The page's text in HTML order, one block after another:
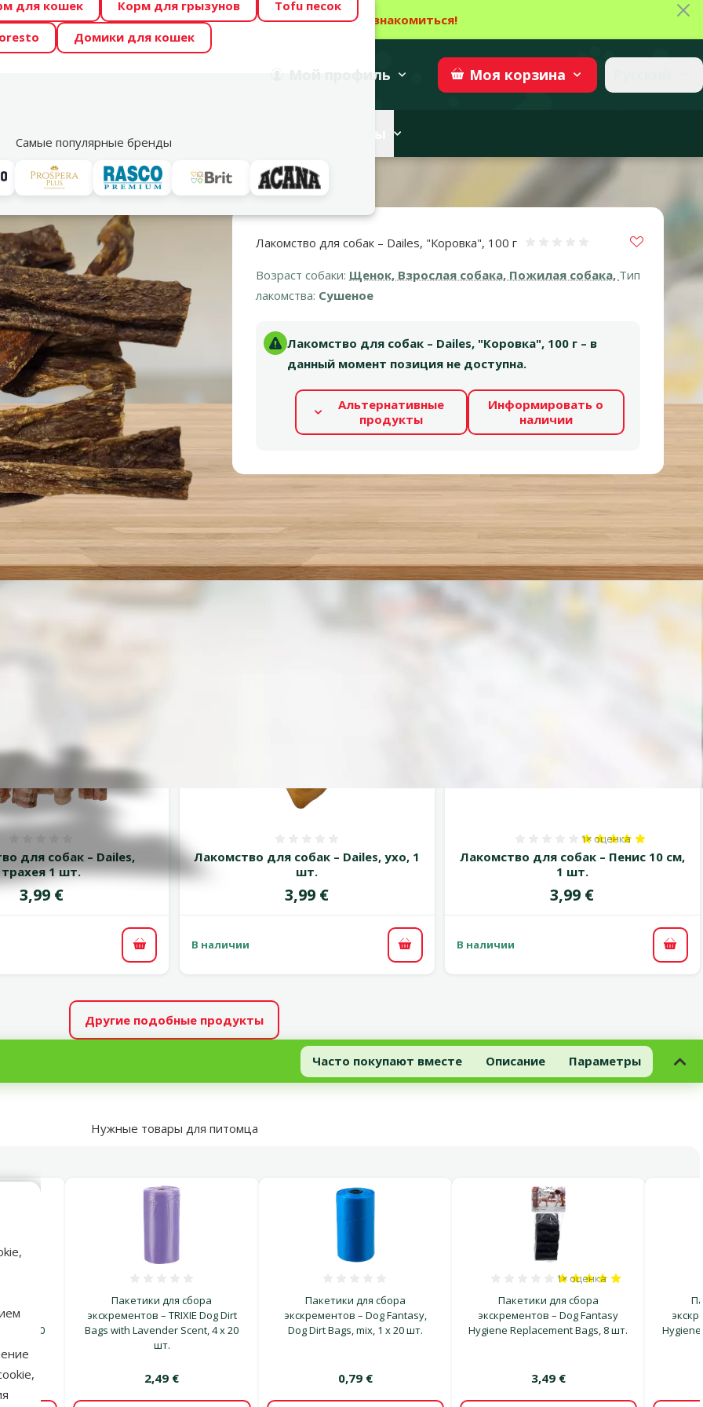
предлагает отличные цены на ТОП-овые корма! 🍖 → Ознакомиться!
ŪSAIŅI”! Возможно Твой питомец станет звездой 2027 Участвовать
профиль Моя корзина
для кошек Корм для грызунов
Tofu песок
Домики для кошек
Самые популярные бренды
Акции
для собак Для щенков Dailes, "Коровка", 100 г
Лакомство для собак – Dailes, "Коровка", 100 г
Возраст собаки: Щенок, Взрослая собака, Пожилая собака, Тип
лакомства: Сушеное
Лакомство для собак – Dailes, "Коровка", 100 г – в
данный момент позиция не доступна.
Альтернативные
продукты
Информировать о
наличии
для собак – Dailes,
трахея 1 шт.
Цена
3,99 €
В корзину
Лакомство для собак – Dailes, ухо, 1
шт.
Цена
3,99 €
В наличии В корзину
Лакомство для собак – Пенис 10 см,
1 шт.
Оценка 100%,
1× оценка
Цена
3,99 €
В наличии В
Другие подобные продукты
Часто покупают вместе Описание Параметры
Нужные товары для питомца
1 x 20
Пакетики для сбора
экскрементов – TRIXIE Dog Dirt
Bags with Lavender Scent, 4 x 20
шт.
2,49 €
Пакетики для сбора
экскрементов – Dog Fantasy,
Dog Dirt Bags, mix, 1 x 20 шт.
0,79 €
Пакетики для сбора
экскрементов – Dog Fantasy
Hygiene Replacement Bags, 8 шт.
Оценка 100%, количество
1× оценка
3,49 €